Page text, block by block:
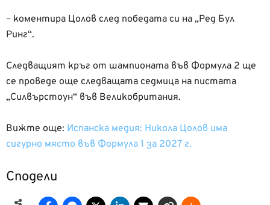
– коментира Цолов след победата си на „Ред Бул
Ринг“.
Следващият кръг от шампионата във Формула 2 ще
се проведе още следващата седмица на пистата
„Силвърстоун“ във Великобритания.
Вижте още: Испанска медия: Никола Цолов има
сигурно място във Формула 1 за 2027 г.
Сподели